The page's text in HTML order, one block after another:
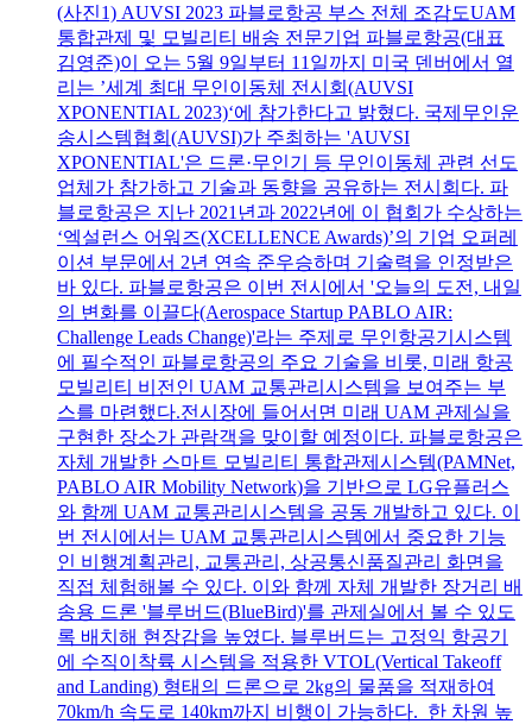
(사진1) AUVSI 2023 파블로항공 부스 전체 조감도UAM
통합관제 및 모빌리티 배송 전문기업 파블로항공(대표
김영준)이 오는 5월 9일부터 11일까지 미국 덴버에서 열
리는 ’세계 최대 무인이동체 전시회(AUVSI
XPONENTIAL 2023)‘에 참가한다고 밝혔다. 국제무인운
송시스템협회(AUVSI)가 주최하는 'AUVSI
XPONENTIAL'은 드론·무인기 등 무인이동체 관련 선도
업체가 참가하고 기술과 동향을 공유하는 전시회다. 파
블로항공은 지난 2021년과 2022년에 이 협회가 수상하는
‘엑설런스 어워즈(XCELLENCE Awards)’의 기업 오퍼레
이션 부문에서 2년 연속 준우승하며 기술력을 인정받은
바 있다. 파블로항공은 이번 전시에서 '오늘의 도전, 내일
의 변화를 이끌다(Aerospace Startup PABLO AIR:
Challenge Leads Change)'라는 주제로 무인항공기시스템
에 필수적인 파블로항공의 주요 기술을 비롯, 미래 항공
모빌리티 비전인 UAM 교통관리시스템을 보여주는 부
스를 마련했다.전시장에 들어서면 미래 UAM 관제실을
구현한 장소가 관람객을 맞이할 예정이다. 파블로항공은
자체 개발한 스마트 모빌리티 통합관제시스템(PAMNet,
PABLO AIR Mobility Network)을 기반으로 LG유플러스
와 함께 UAM 교통관리시스템을 공동 개발하고 있다. 이
번 전시에서는 UAM 교통관리시스템에서 중요한 기능
인 비행계획관리, 교통관리, 상공통신품질관리 화면을
직접 체험해볼 수 있다. 이와 함께 자체 개발한 장거리 배
송용 드론 '블루버드(BlueBird)'를 관제실에서 볼 수 있도
록 배치해 현장감을 높였다. 블루버드는 고정익 항공기
에 수직이착륙 시스템을 적용한 VTOL(Vertical Takeoff
and Landing) 형태의 드론으로 2kg의 물품을 적재하여
70km/h 속도로 140km까지 비행이 가능하다. 한 차원 높